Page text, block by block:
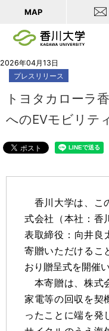
MAP
2026年04月13日
プレスリリース
トヨタカローラ
へのEVモビリテ
香川大学は、こ
式会社（本社：香
表取締役：向井良
寄贈いただけるこ
おり贈呈式を開催
本寄贈は、株式
家電等の回収を契
ったことに端を発